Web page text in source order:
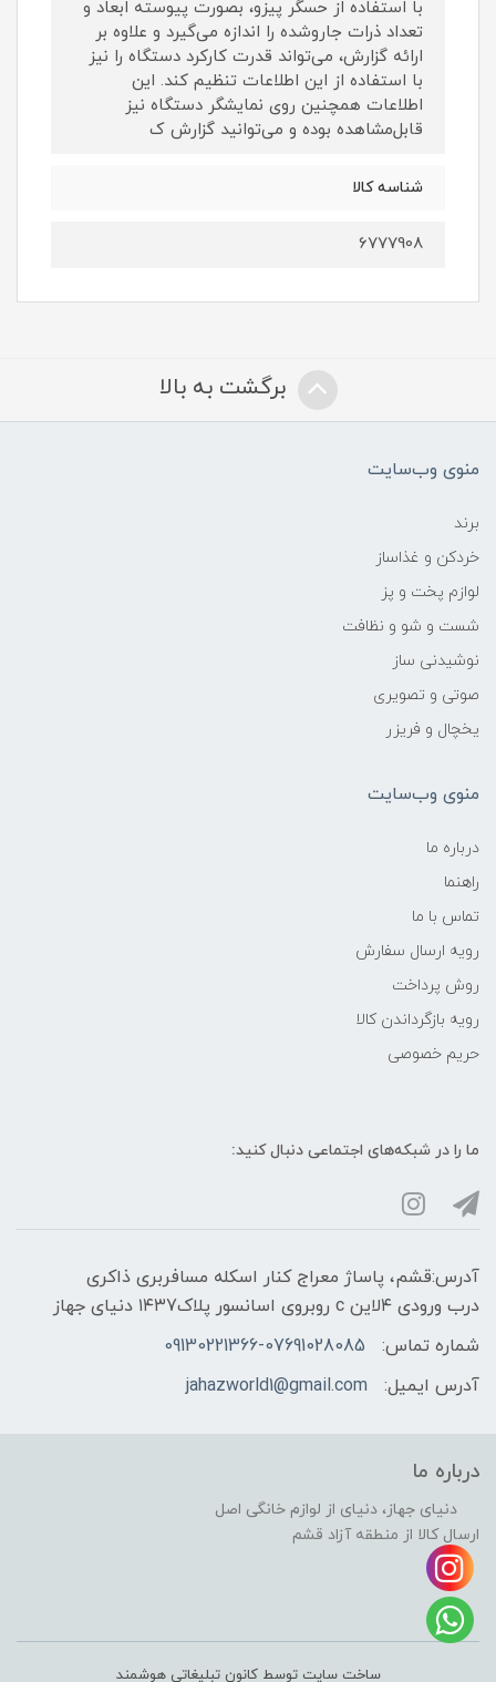
با استفاده از حسگر پیزو، بصورت پیوسته ابعاد و
تعداد ذرات جاروشده را اندازه می‌گیرد و علاوه بر
ارائه گزارش، می‌تواند قدرت کارکرد دستگاه را نیز
با استفاده از این اطلاعات تنظیم کند. این
اطلاعات همچنین روی نمایشگر دستگاه نیز
قابل‌مشاهده بوده و می‌توانید گزارش ک
شناسه کالا
6777908
برگشت به بالا
منوی وب‌سایت
برند
خردکن و غذاساز
لوازم پخت و پز
شست و شو و نظافت
نوشیدنی ساز
صوتی و تصویری
یخچال و فریزر
منوی وب‌سایت
درباره ما
راهنما
تماس با ما
رویه ارسال سفارش
روش پرداخت
رویه‌ بازگرداندن کالا
حریم خصوصی
ما را در شبکه‌های اجتماعی دنبال کنید:
آدرس:قشم، پاساژ معراج کنار اسکله مسافربری ذاکری
درب ورودی ۴لاین c روبروی اسانسور پلاک۱۴۳7 دنیای جهاز
شماره تماس:
09130221366-07691028085
آدرس ایمیل:
jahazworld1@gmail.com
درباره ما
دنیای جهاز، دنیای از لوازم خانگی اصل
ارسال کالا از منطقه آزاد قشم
ساخت سایت توسط کانون تبلیغاتی هوشمند